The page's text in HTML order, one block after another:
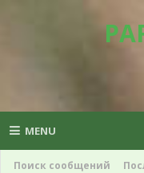
MENU
Поиск сообщений